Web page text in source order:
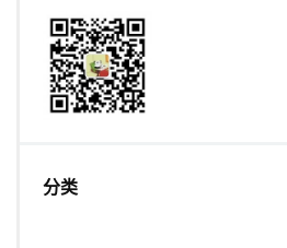
分类